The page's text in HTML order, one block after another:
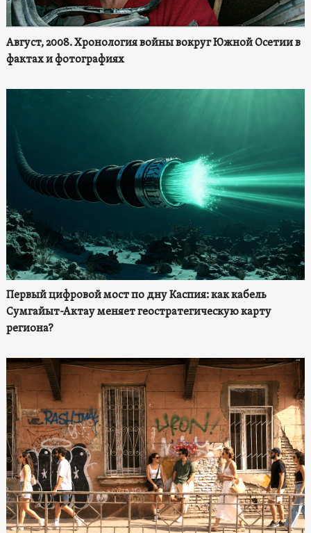
Август, 2008. Хронология войны вокруг Южной Осетии в
фактах и фотографиях
Первый цифровой мост по дну Каспия: как кабель
Сумгайыт-Актау меняет геостратегическую карту
региона?